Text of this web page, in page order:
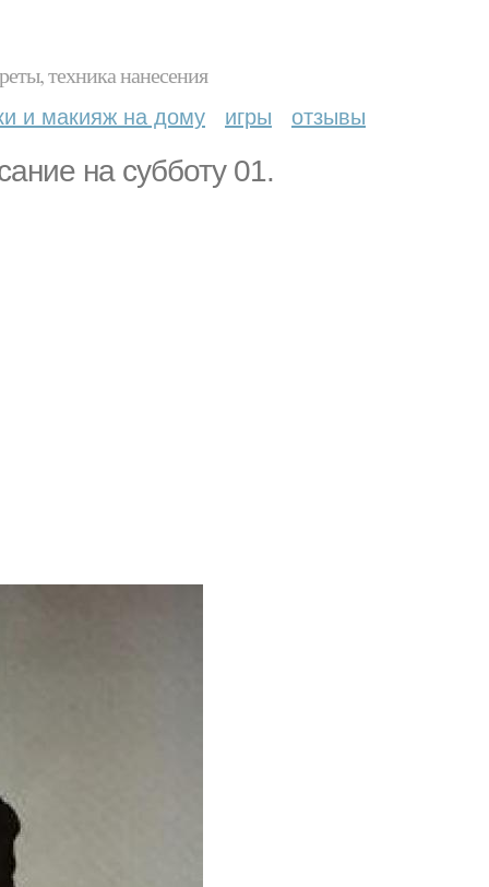
техника нанесения
и макияж на дому игры отзывы
на субботу 01.